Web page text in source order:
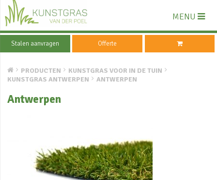
MENU
Stalen aanvragen Offerte
PRODUCTEN
KUNSTGRAS VOOR IN DE TUIN
KUNSTGRAS ANTWERPEN
ANTWERPEN
Antwerpen